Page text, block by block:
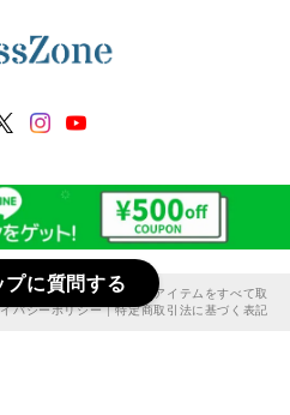
イベート、出勤服などのアイテムをすべて取
バシーポリシー|特定商取引法に基づく表記
プに質問する